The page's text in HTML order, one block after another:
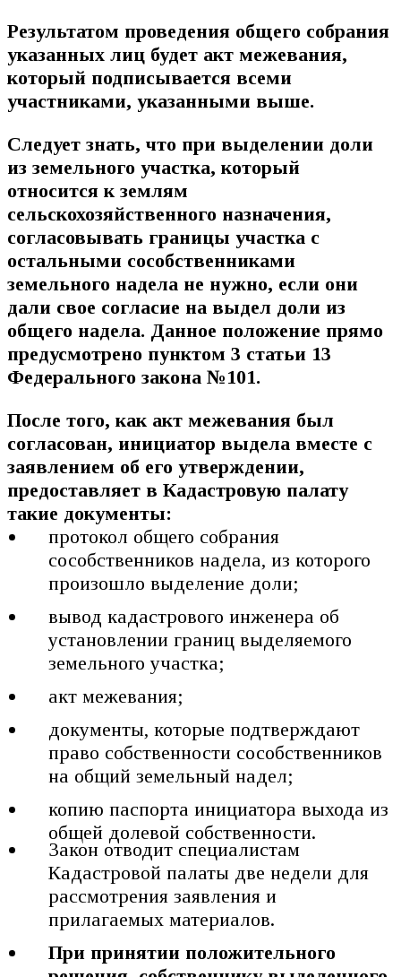
Результатом проведения общего собрания
указанных лиц будет акт межевания,
который подписывается всеми
участниками, указанными выше.
Следует знать, что при выделении доли
из земельного участка, который
относится к землям
сельскохозяйственного назначения,
согласовывать границы участка с
остальными сособственниками
земельного надела не нужно, если они
дали свое согласие на выдел доли из
общего надела. Данное положение прямо
предусмотрено пунктом 3 статьи 13
Федерального закона №101.
После того, как акт межевания был
согласован, инициатор выдела вместе с
заявлением об его утверждении,
предоставляет в Кадастровую палату
такие документы:
протокол общего собрания
сособственников надела, из которого
произошло выделение доли;
вывод кадастрового инженера об
установлении границ выделяемого
земельного участка;
акт межевания;
документы, которые подтверждают
право собственности сособственников
на общий земельный надел;
копию паспорта инициатора выхода из
общей долевой собственности.
Закон отводит специалистам
Кадастровой палаты две недели для
рассмотрения заявления и
прилагаемых материалов.
При принятии положительного